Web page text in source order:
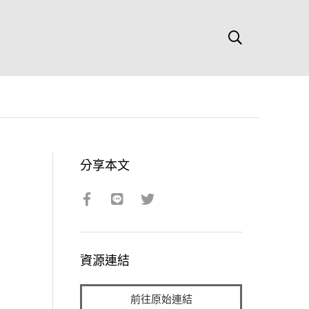
分享本文
資源連結
前往原始連結